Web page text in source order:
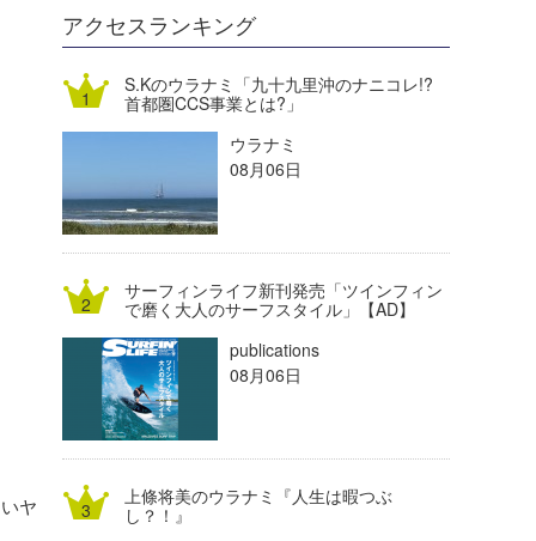
ヤ
DELTA FORCE SURF
熊谷素子
進士剛光
植村未来
大野”MAR”修聖
喜納海人
Aichan
ECE
H
KID
KOBU
KY
MIN
mitz
OYZ
アクセスランキング
S.Kのウラナミ「九十九里沖のナニコレ!?
首都圏CCS事業とは?」
ウラナミ
08月06日
サーフィンライフ新刊発売「ツインフィン
で磨く大人のサーフスタイル」【AD】
publications
08月06日
上條将美のウラナミ『人生は暇つぶ
し？！』